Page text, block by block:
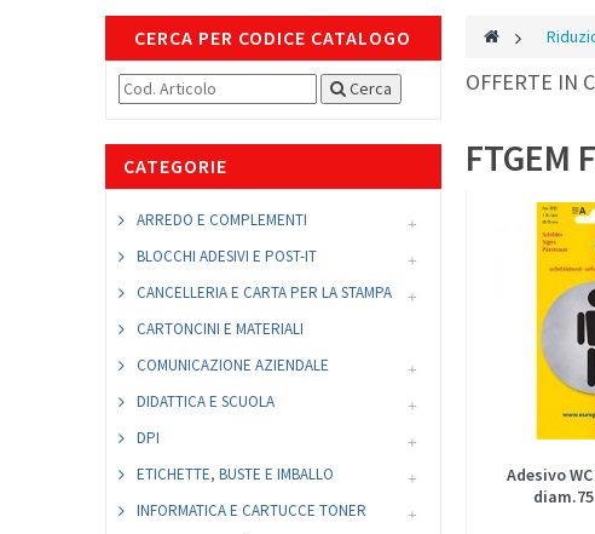
CERCA PER CODICE CATALOGO
Cerca
CATEGORIE
ARREDO E COMPLEMENTI
BLOCCHI ADESIVI E POST-IT
CANCELLERIA E CARTA PER LA STAMPA
CARTONCINI E MATERIALI
COMUNICAZIONE AZIENDALE
DIDATTICA E SCUOLA
DPI
ETICHETTE, BUSTE E IMBALLO
INFORMATICA E CARTUCCE TONER
>
OFFERTE IN
FTGEM
Adesivo